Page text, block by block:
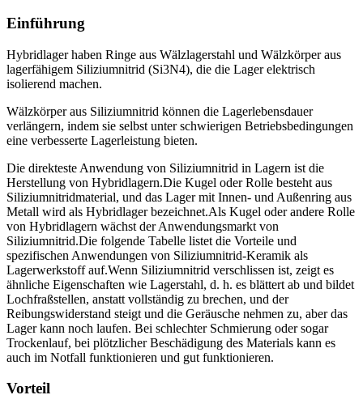
Einführung
Hybridlager haben Ringe aus Wälzlagerstahl und Wälzkörper aus
lagerfähigem Siliziumnitrid (Si3N4), die die Lager elektrisch
isolierend machen.
Wälzkörper aus Siliziumnitrid können die Lagerlebensdauer
verlängern, indem sie selbst unter schwierigen Betriebsbedingungen
eine verbesserte Lagerleistung bieten.
Die direkteste Anwendung von Siliziumnitrid in Lagern ist die
Herstellung von Hybridlagern.Die Kugel oder Rolle besteht aus
Siliziumnitridmaterial, und das Lager mit Innen- und Außenring aus
Metall wird als Hybridlager bezeichnet.Als Kugel oder andere Rolle
von Hybridlagern wächst der Anwendungsmarkt von
Siliziumnitrid.Die folgende Tabelle listet die Vorteile und
spezifischen Anwendungen von Siliziumnitrid-Keramik als
Lagerwerkstoff auf.Wenn Siliziumnitrid verschlissen ist, zeigt es
ähnliche Eigenschaften wie Lagerstahl, d. h. es blättert ab und bildet
Lochfraßstellen, anstatt vollständig zu brechen, und der
Reibungswiderstand steigt und die Geräusche nehmen zu, aber das
Lager kann noch laufen. Bei schlechter Schmierung oder sogar
Trockenlauf, bei plötzlicher Beschädigung des Materials kann es
auch im Notfall funktionieren und gut funktionieren.
Vorteil